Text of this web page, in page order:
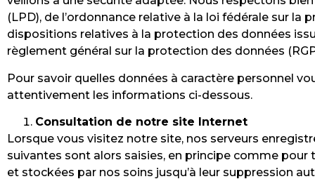
(LPD), de l’ordonnance relative à la loi fédérale sur
dispositions relatives à la protection des données
règlement général sur la protection des données
Pour savoir quelles données à caractère personnel
attentivement les informations ci-dessous.
Consultation de notre site Internet
Lorsque vous visitez notre site, nos serveurs
suivantes sont alors saisies, en principe comme
et stockées par nos soins jusqu’à leur suppression